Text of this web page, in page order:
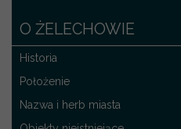
O ŻELECHOWIE
Historia
Położenie
Nazwa i herb miasta